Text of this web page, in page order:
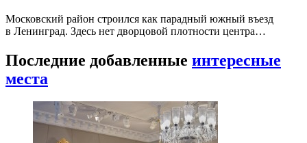
Московский район строился как парадный южный въезд
в Ленинград. Здесь нет дворцовой плотности центра…
Последние добавленные интересные
места